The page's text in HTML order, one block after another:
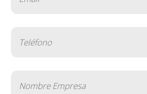
(Obligatorio)
Empresa